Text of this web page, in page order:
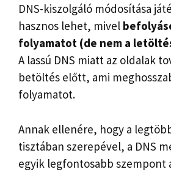
DNS-kiszolgáló módosítása
hasznos lehet, mivel
folyamatot (de nem a
A lassú DNS miatt az oldalak
betöltés előtt, ami
folyamatot.
Annak ellenére, hogy a
tisztában szerepével, a DNS
egyik legfontosabb szempont